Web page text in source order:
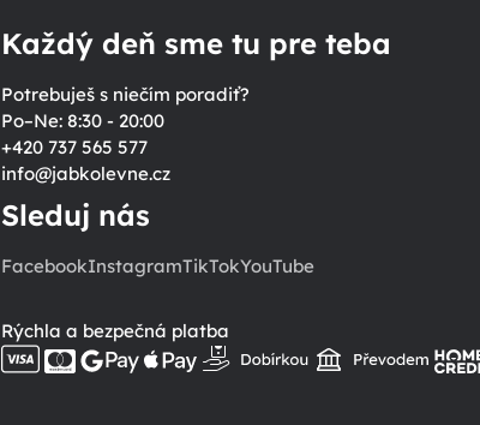
Každý deň sme tu pre teba
Potrebuješ s niečím poradiť?
Po–Ne: 8:30 - 20:00
+420 737 565 577
info@jabkolevne.cz
Sleduj nás
FacebookInstagramTikTokYouTube
Rýchla a bezpečná platba